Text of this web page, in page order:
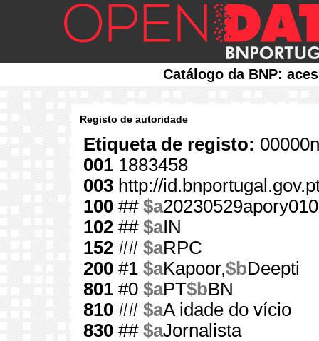
Catálogo da BNP:
Registo de autoridade
Etiqueta de registo:
001 1883458
003 http://
100 ## $a
102 ## $aIN
152 ## $aRPC
200 #1 $aKapoor,$bDeepti
801 #0 $aPT$bBN
810 ## $aA idade do vício
830 ## $aJornalista